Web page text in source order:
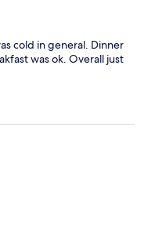
cold in general. Dinner
was ok. Overall just